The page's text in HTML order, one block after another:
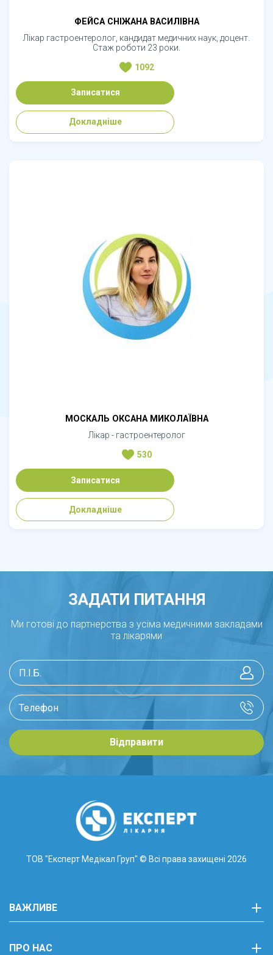
ФЕЙСА СНІЖАНА ВАСИЛІВНА
Лікар гастроентеролог, кандидат медичних наук, доцент.
Стаж роботи 23 роки.
1092
Записатися
Докладніше
МОСКАЛЬ ОКСАНА МИКОЛАЇВНА
Лікар - гастроентеролог
530
Записатися
Докладніше
ЗАДАТИ ПИТАННЯ
Ми готові до партнерства з усіма медичними закладами
та лікарями
Відправити
ТОВ "Експерт Медікал Груп" © Всі права захищені 2026
ВАЖЛИВЕ
ПРО НАС